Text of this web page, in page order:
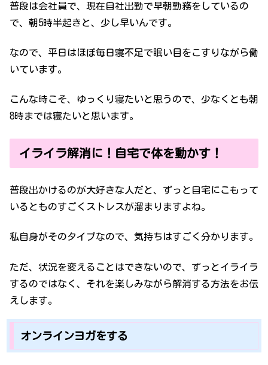
普段は会社員で、現在自社出勤で早朝勤務をしているの
で、朝5時半起きと、少し早いんです。
なので、平日はほぼ毎日寝不足で眠い目をこすりながら働
いています。
こんな時こそ、ゆっくり寝たいと思うので、少なくとも朝
8時までは寝たいと思います。
イライラ解消に！自宅で体を動かす！
普段出かけるのが大好きな人だと、ずっと自宅にこもって
いるとものすごくストレスが溜まりますよね。
私自身がそのタイプなので、気持ちはすごく分かります。
ただ、状況を変えることはできないので、ずっとイライラ
するのではなく、それを楽しみながら解消する方法をお伝
えします。
オンラインヨガをする